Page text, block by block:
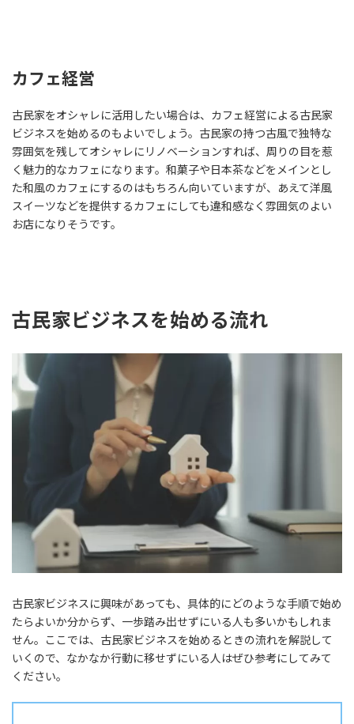
カフェ経営
古民家をオシャレに活用したい場合は、カフェ経営による古民家
ビジネスを始めるのもよいでしょう。古民家の持つ古風で独特な
雰囲気を残してオシャレにリノベーションすれば、周りの目を惹
く魅力的なカフェになります。和菓子や日本茶などをメインとし
た和風のカフェにするのはもちろん向いていますが、あえて洋風
スイーツなどを提供するカフェにしても違和感なく雰囲気のよい
お店になりそうです。
古民家ビジネスを始める流れ
古民家ビジネスに興味があっても、具体的にどのような手順で始め
たらよいか分からず、一歩踏み出せずにいる人も多いかもしれま
せん。ここでは、古民家ビジネスを始めるときの流れを解説して
いくので、なかなか行動に移せずにいる人はぜひ参考にしてみて
ください。